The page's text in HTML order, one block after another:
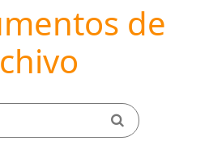
de